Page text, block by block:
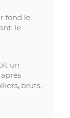
fond le
le
un
bruts,